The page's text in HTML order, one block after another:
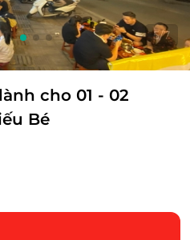
6/7
cho 01 - 02
Bé